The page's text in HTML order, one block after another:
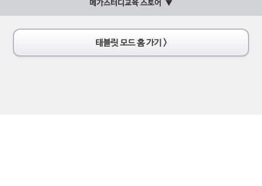
메가스터디교육 스토어
태블릿 모드 홈 가기 >